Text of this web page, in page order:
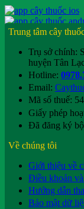
Trung tâm cây
Trụ sở chính:
huyện Tân
Hotline:
Email:
Mã số thuế:
Giấy phép
Đã đăng ký
Về chúng tôi
Giới thiệu về
Điều khoản
Hướng dẫn
Bảo mật dữ